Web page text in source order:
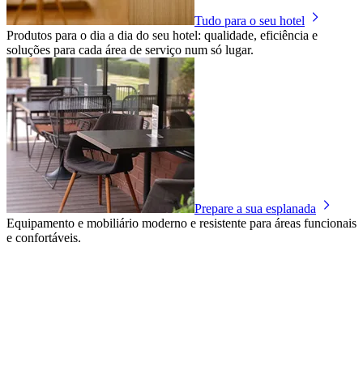
Tudo para o seu hotel
Produtos para o dia a dia do seu hotel: qualidade, eficiência e
soluções para cada área de serviço num só lugar.
Prepare a sua esplanada
Equipamento e mobiliário moderno e resistente para áreas funcionais
e confortáveis.